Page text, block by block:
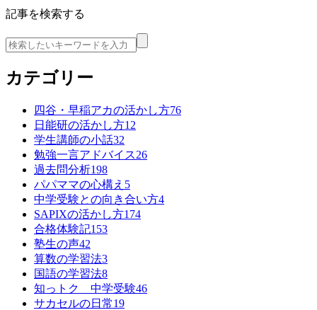
記事を検索する
カテゴリー
四谷・早稲アカの活かし方76
日能研の活かし方12
学生講師の小話32
勉強一言アドバイス26
過去問分析198
パパママの心構え 5
中学受験との向き合い方4
SAPIXの活かし方174
合格体験記153
塾生の声42
算数の学習法3
国語の学習法8
知っトク 中学受験46
サカセルの日常19